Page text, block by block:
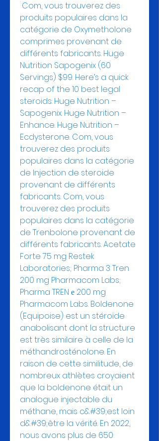
produits populaires dans la
catégorie de Oxymetholone
comprimes provenant de
différents fabricants. Huge
Nutrition Sapogenix (60
Servings) $99. Here’s a quick
recap of the 10 best legal
steroids: Huge Nutrition –
Sapogenix. Huge Nutrition –
Enhance. Huge Nutrition –
Ecdysterone. Com, vous
trouverez des produits
populaires dans la catégorie
de Injection de steroide
provenant de différents
fabricants. Com, vous
trouverez des produits
populaires dans la catégorie
de Trenbolone provenant de
différents fabricants. Acetate
Forte 75 mg Restek
Laboratories; Pharma 3 Tren
200 mg Pharmacom Labs;
Pharma TREN е 200 mg
Pharmacom Labs. Boldenone
(Equipoise) est un stéroïde
anabolisant dont la structure
est très similaire à celle de la
méthandrosténolone. En
raison de cette similitude, de
nombreux athlètes croyaient
que la boldenone était un
analogue injectable du
méthane, mais c&#39;est loin
d&#39;être la vérité. En 2022,
nous avons plus de 650